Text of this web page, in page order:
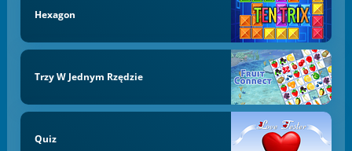
Hexagon
Trzy W Jednym Rzędzie
Quiz